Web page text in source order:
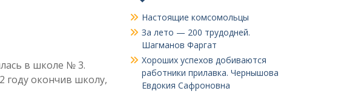
в школе № 3.
году окончив школу,
Настоящие комсомольцы
За лето — 200 трудодней.
Шагманов Фаргат
Хороших успехов добиваются
работники прилавка. Чер­нышова
Евдокия Сафроновна